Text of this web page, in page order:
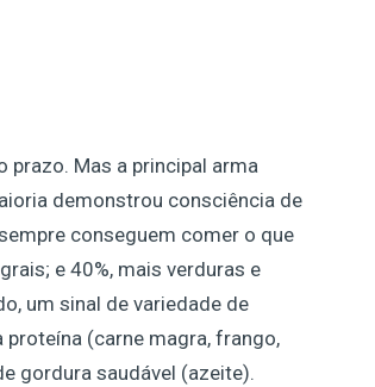
Mas a principal arma
demonstrou consciência de
conseguem comer o que
e 40%, mais verduras e
um sinal de variedade de
(carne magra, frango,
gordura saudável (azeite).